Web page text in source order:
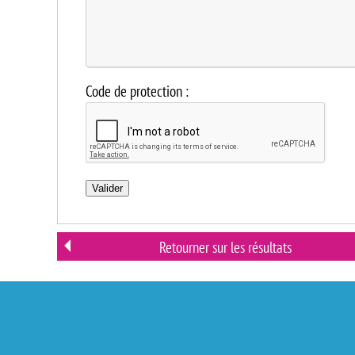
Code de protection :
Valider
Retourner sur les résultats